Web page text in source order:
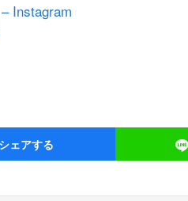
Instagram
シェアする